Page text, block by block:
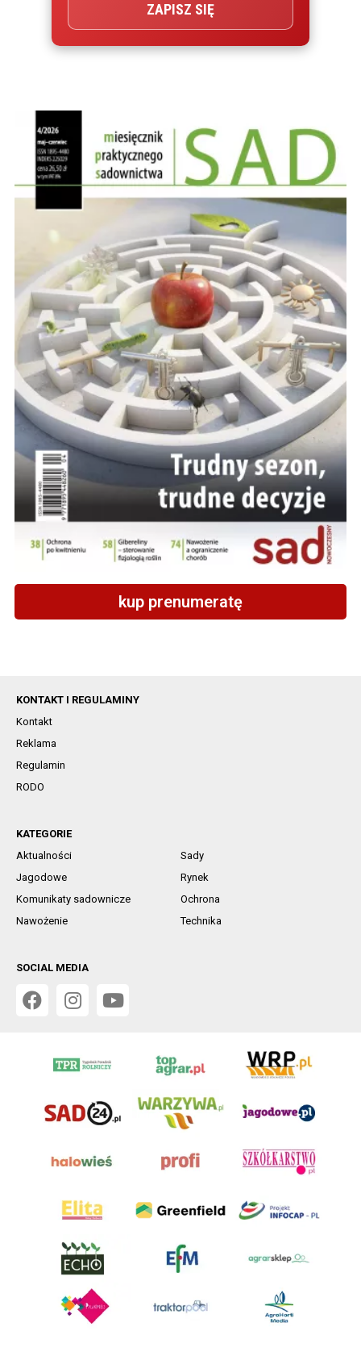
ZAPISZ SIĘ
kup prenumeratę
KONTAKT I REGULAMINY
Kontakt
Reklama
Regulamin
RODO
KATEGORIE
Aktualności
Sady
Jagodowe
Rynek
Komunikaty sadownicze
Ochrona
Nawożenie
Technika
SOCIAL MEDIA